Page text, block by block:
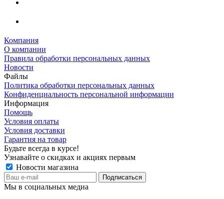
Компания
О компании
Правила обработки персональных данных
Новости
Файлы
Политика обработки персональных данных
Конфиденциальность персональной информации
Информация
Помощь
Условия оплаты
Условия доставки
Гарантия на товар
Будьте всегда в курсе!
Узнавайте о скидках и акциях первым
Новости магазина
Мы в социальных медиа